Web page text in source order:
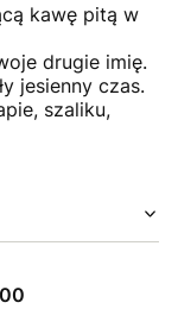
kawę pitą w
drugie imię.
jesienny czas.
szaliku,